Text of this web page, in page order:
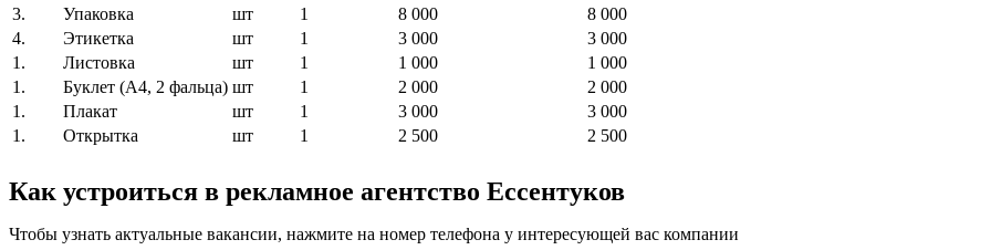
3.
Упаковка шт 1 8 000
8 000
4.
Этикетка шт 1 3 000
3 000
1.
Листовка шт 1 1 000
1 000
1.
Буклет (A4, 2 фальца) шт 1 2 000
2 000
1.
Плакат шт 1 3 000
3 000
1.
Открытка шт 1 2 500 2 500
Как устроиться в рекламное агентство Ессентуков
Чтобы узнать актуальные вакансии, нажмите на номер телефона у интересующей вас компании